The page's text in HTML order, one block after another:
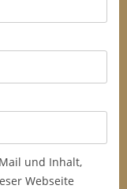
und Inhalt,
Webseite